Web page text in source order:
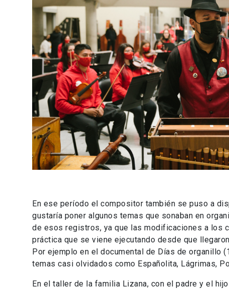
En ese período el compositor también se puso a
gustaría poner algunos temas que sonaban en
de esos registros, ya que las modificaciones a los
práctica que se viene ejecutando desde que
Por ejemplo en el documental de Días de organillo
temas casi olvidados como Españolita, Lágrimas,
En el taller de la familia Lizana, con el padre y el